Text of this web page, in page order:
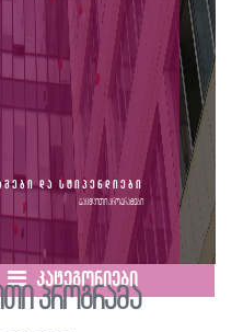
და სტიპენდიები
გაცვლითი პროგრამები
კატეგორიები
პროგრამა